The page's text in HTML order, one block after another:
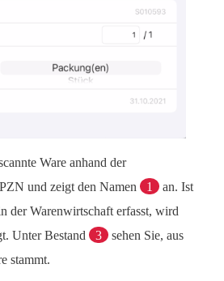
Ware anhand der
und zeigt den Namen
1
an. Ist
der Warenwirtschaft erfasst, wird
Unter Bestand
3
sehen Sie, aus
stammt.